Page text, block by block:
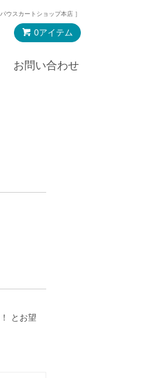
パウスカートショップ本店 ］
0アイテム
お問い合わせ
とお望